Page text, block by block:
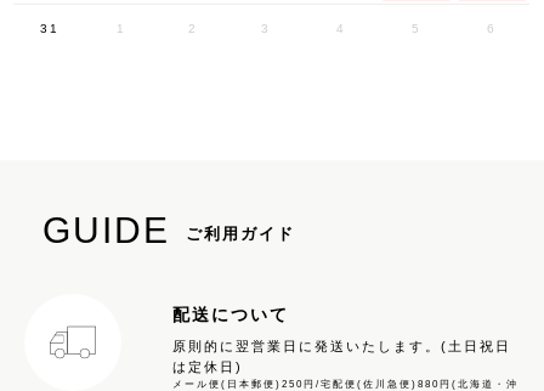
31 1 2 3 4 5 6
GUIDE ご利用ガイド
配送について
原則的に翌営業日に発送いたします。(土日祝日
は定休日)
メール便(日本郵便)250円/宅配便(佐川急便)880円(北海道・沖